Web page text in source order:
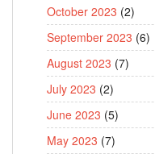
October 2023 (2)
September 2023 (6)
August 2023 (7)
July 2023 (2)
June 2023 (5)
May 2023 (7)